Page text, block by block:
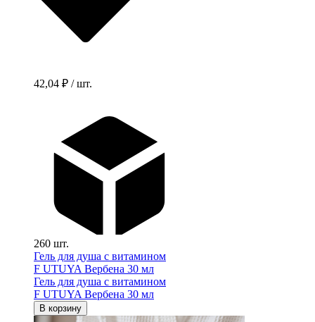
42,04 ₽ / шт.
260 шт.
Гель для душа с витамином
F UTUYA Вербена 30 мл
Гель для душа с витамином
F UTUYA Вербена 30 мл
В корзину